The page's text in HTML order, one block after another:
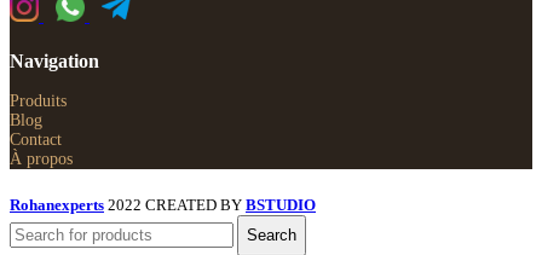
Navigation
Produits
Blog
Contact
À propos
Rohanexperts 2022 CREATED BY BSTUDIO
Search